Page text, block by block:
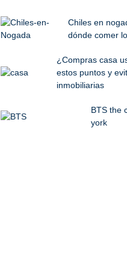
Chiles en
dónde comer
¿Compras casa
estos puntos y
inmobiliarias
BTS the
york